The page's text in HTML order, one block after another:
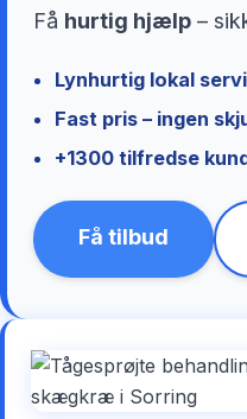
Få hurtig hjælp –
Lynhurtig lokal
Fast pris – ingen
+1300 tilfredse
Få tilbud